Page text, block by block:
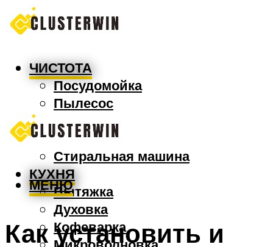
ЧИСТОТА
Посудомойка
Пылесос
Утюг
Швабра
Стиральная машина
КУХНЯ
Вытяжка
Духовка
Кофеварка
МЕНЮ
Как установить и